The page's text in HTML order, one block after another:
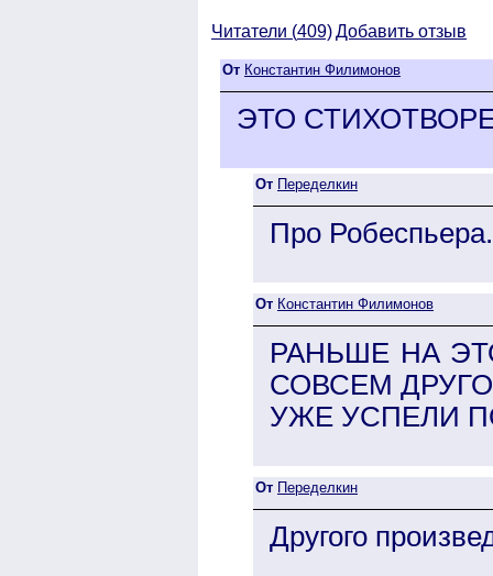
Читатели (409)Добавить отзыв
От Константин Филимонов
ЭТО
От Переделкин
Про Робеспьера.
От Константин Филимонов
РАНЬШЕ НА
СОВСЕМ
УЖЕ УСПЕЛИ
От Переделкин
Другого